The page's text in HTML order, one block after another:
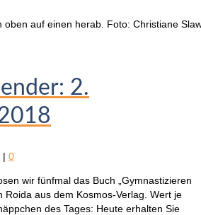
oben auf einen herab. Foto: Christiane
2.
| 0
wir fünfmal das Buch „Gymnastizieren
Roida aus dem Kosmos-Verlag. Wert je
des Tages: Heute erhalten Sie